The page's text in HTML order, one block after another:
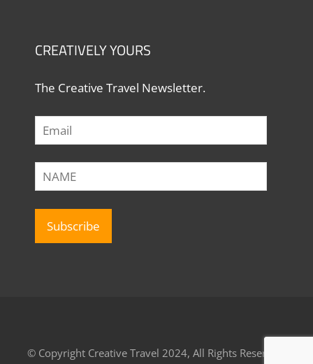
CREATIVELY YOURS
The Creative Travel Newsletter.
© Copyright Creative Travel 2024, All Rights Reserved.